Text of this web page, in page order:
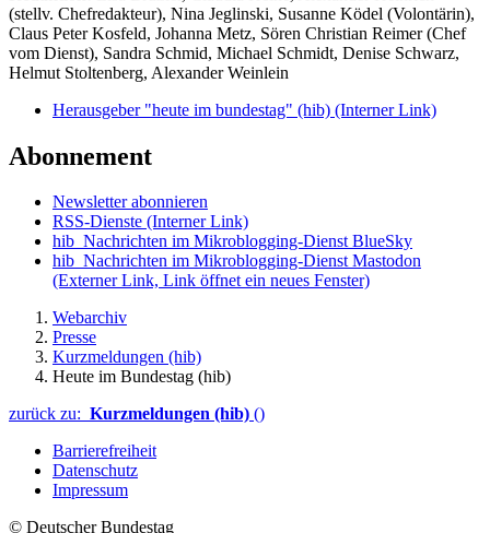
(stellv. Chefredakteur), Nina Jeglinski, Susanne Ködel (Volontärin),
Claus Peter Kosfeld, Johanna Metz, Sören Christian Reimer (Chef
vom Dienst), Sandra Schmid, Michael Schmidt, Denise Schwarz,
Helmut Stoltenberg, Alexander Weinlein
Herausgeber "heute im bundestag" (hib) (Interner Link)
Abonnement
Newsletter abonnieren
RSS-Dienste (Interner Link)
hib_Nachrichten im Mikroblogging-Dienst BlueSky
hib_Nachrichten im Mikroblogging-Dienst Mastodon
(Externer Link, Link öffnet ein neues Fenster)
Webarchiv
Presse
Kurzmeldungen (hib)
Heute im Bundestag (hib)
zurück zu: Kurzmeldungen (hib) ()
Barrierefreiheit
Datenschutz
Impressum
© Deutscher Bundestag